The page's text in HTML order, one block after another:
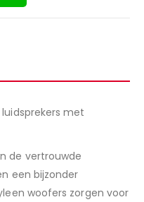
met
de vertrouwde
een bijzonder
woofers zorgen voor